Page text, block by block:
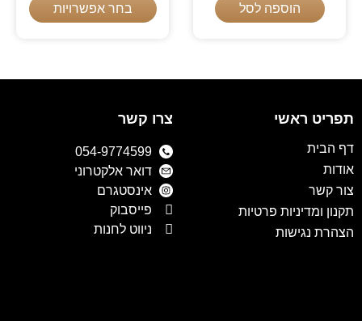
הוספה לסל בחר אפשרויות
תפריט ראשי
דף הבית
אודות
צור קשר
תקנון ומדיניות פרטיות
הצהרת נגישות
צרו קשר
054-9774599
דואר אלקטרוני
אינסטגרם
פייסבוק
ניווט לחנות